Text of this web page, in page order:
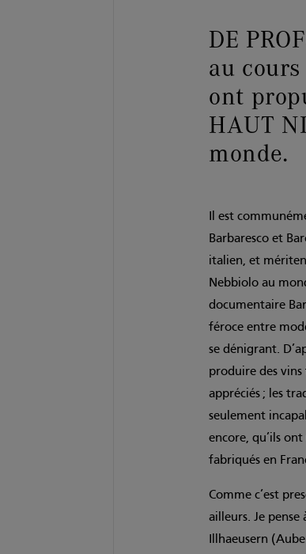
DE
au
ont
HAUT
monde.
Il est
Barbaresco et
italien, et
Nebbiolo au
documentaire
féroce entre
se dénigrant.
produire des
appréciés ; les
seulement
encore, qu’ils
fabriqués en
Comme c’est
ailleurs. Je
Illhaeusern